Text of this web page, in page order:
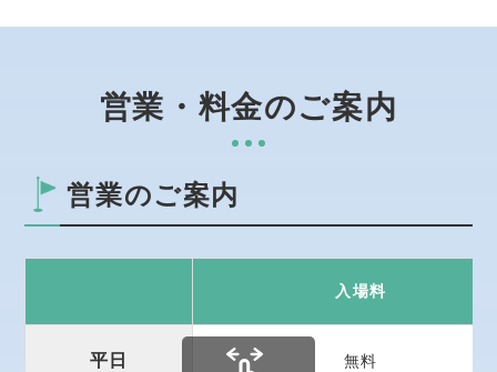
営業・料金のご案内
営業のご案内
入場料
平日 無料